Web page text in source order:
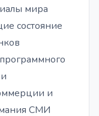
мира
состояние
и
СМИ